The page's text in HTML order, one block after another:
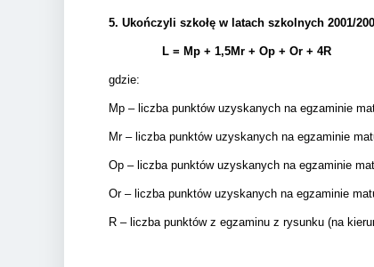
5. Ukończyli szkołę w latach szkolnych 2001/
L = Mp + 1,5Mr + Op + Or + 4R
gdzie:
Mp – liczba punktów uzyskanych na egzaminie
Mr – liczba punktów uzyskanych na egzaminie
Op – liczba punktów uzyskanych na egzaminie
Or – liczba punktów uzyskanych na egzaminie
R – liczba punktów z egzaminu z rysunku (na